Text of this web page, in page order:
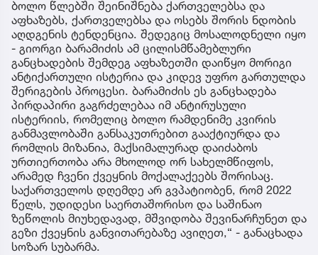
ბოლო წლებში შეინიშნება ქართველებსა და
აფხაზებს, ქართველებსა და ოსებს შორის ნდობის
აღდგენის ტენდენცია. შედეგიც მოსალოდნელი იყო
- გიორგი ბარამიძის ამ ცილისმწამებლური
განცხადების შემდეგ აფხაზეთში დაიწყო მორიგი
ანტიქართული ისტერია და კიდევ უფრო გართულდა
შერიგების პროცესი. ბარამიძის ეს განცხადება
პირდაპირი გაგრძელებაა იმ ანტირუსული
ისტერიის, რომელიც ბოლო რამდენიმე კვირის
განმავლობაში განსაკუთრებით გააქტიურდა და
რომლის მიზანია, მაქსიმალურად დაიძაბოს
ურთიერთობა არა მხოლოდ ორ სახელმწიფოს,
არამედ ჩვენი ქვეყნის მოქალაქეებს შორისაც.
საქართველოს დღემდე არ გვპატიობენ, რომ 2022
წელს, უდიდესი საერთაშორისო და საშინაო
ზეწოლის მიუხედავად, მშვიდობა შევინარჩუნეთ და
გეზი ქვეყნის განვითარებაზე ავიღეთ,“ - განაცხადა
სოზარ სუბარმა.